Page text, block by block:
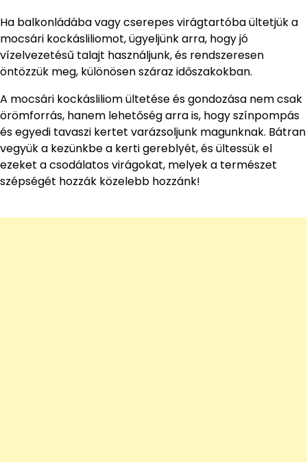
Ha balkonládába vagy cserepes virágtartóba ültetjük a
mocsári kockásliliomot, ügyeljünk arra, hogy jó
vízelvezetésű talajt használjunk, és rendszeresen
öntözzük meg, különösen száraz időszakokban.
A mocsári kockásliliom ültetése és gondozása nem csak
örömforrás, hanem lehetőség arra is, hogy színpompás
és egyedi tavaszi kertet varázsoljunk magunknak. Bátran
vegyük a kezünkbe a kerti gereblyét, és ültessük el
ezeket a csodálatos virágokat, melyek a természet
szépségét hozzák közelebb hozzánk!